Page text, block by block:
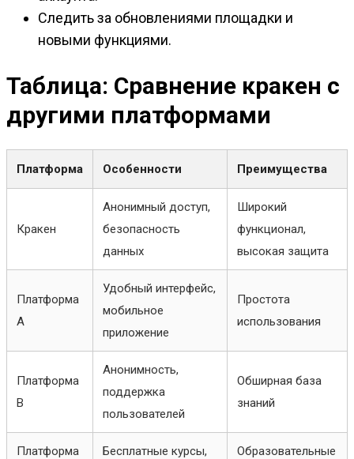
Следить за обновлениями площадки и
новыми функциями.
Таблица: Сравнение кракен с
другими платформами
Платформа Особенности Преимущества
Кракен
Анонимный доступ,
безопасность
данных
Широкий
функционал,
высокая защита
Платформа
A
Удобный интерфейс,
мобильное
приложение
Простота
использования
Платформа
B
Анонимность,
поддержка
пользователей
Обширная база
знаний
Платформа
Бесплатные курсы,
Образовательные